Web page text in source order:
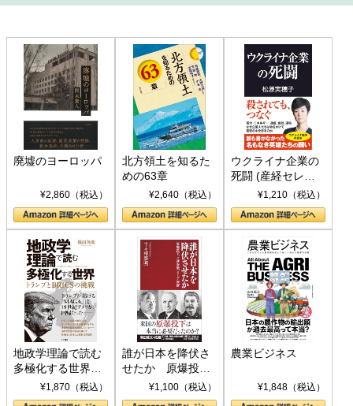
廃墟のヨーロッパ
¥2,860（税込）
北方領土を知るた
めの63章
¥2,640（税込）
ウクライナ企業の
死闘 (産経セレク
ト S 039)¥1,210（税込）
地政学理論で読む
多極化する世界：
トランプとBRICS
の挑戦
¥1,870（税込）
誰が日本を降伏さ
せたか 原爆投
下、ソ連参戦、そ
して聖断 (PHP新
¥1,100（税込）
農業ビジネス
¥1,848（税込）